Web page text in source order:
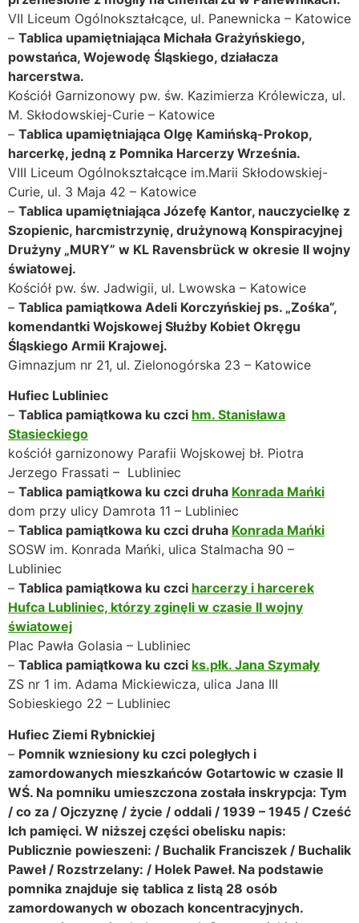
VII Liceum Ogólnokształcące, ul. Panewnicka – Katowice
– Tablica upamiętniająca Michała Grażyńskiego,
powstańca, Wojewodę Śląskiego, działacza
harcerstwa.
Kościół Garnizonowy pw. św. Kazimierza Królewicza, ul.
M. Skłodowskiej-Curie – Katowice
– Tablica upamiętniająca Olgę Kamińską-Prokop,
harcerkę, jedną z Pomnika Harcerzy Września.
VIII Liceum Ogólnokształcące im.Marii Skłodowskiej-
Curie, ul. 3 Maja 42 – Katowice
– Tablica upamiętniająca Józefę Kantor, nauczycielkę z
Szopienic, harcmistrzynię, drużynową Konspiracyjnej
Drużyny „MURY” w KL Ravensbrück w okresie II wojny
światowej.
Kościół pw. św. Jadwigii, ul. Lwowska – Katowice
– Tablica pamiątkowa Adeli Korczyńskiej ps. „Zośka”,
komendantki Wojskowej Służby Kobiet Okręgu
Śląskiego Armii Krajowej.
Gimnazjum nr 21, ul. Zielonogórska 23 – Katowice
Hufiec Lubliniec
– Tablica pamiątkowa ku czci hm. Stanisława
Stasieckiego
kościół garnizonowy Parafii Wojskowej bł. Piotra
Jerzego Frassati – Lubliniec
– Tablica pamiątkowa ku czci druha Konrada Mańki
dom przy ulicy Damrota 11 – Lubliniec
– Tablica pamiątkowa ku czci druha Konrada Mańki
SOSW im. Konrada Mańki, ulica Stalmacha 90 –
Lubliniec
– Tablica pamiątkowa ku czci harcerzy i harcerek
Hufca Lubliniec, którzy zginęli w czasie II wojny
światowej
Plac Pawła Golasia – Lubliniec
– Tablica pamiątkowa ku czci ks.płk. Jana Szymały
ZS nr 1 im. Adama Mickiewicza, ulica Jana III
Sobieskiego 22 – Lubliniec
Hufiec Ziemi Rybnickiej
– Pomnik wzniesiony ku czci poległych i
zamordowanych mieszkańców Gotartowic w czasie II
WŚ. Na pomniku umieszczona została inskrypcja: Tym
/ co za / Ojczyznę / życie / oddali / 1939 – 1945 / Cześć
Ich pamięci. W niższej części obelisku napis:
Publicznie powieszeni: / Buchalik Franciszek / Buchalik
Paweł / Rozstrzelany: / Holek Paweł. Na podstawie
pomnika znajduje się tablica z listą 28 osób
zamordowanych w obozach koncentracyjnych.